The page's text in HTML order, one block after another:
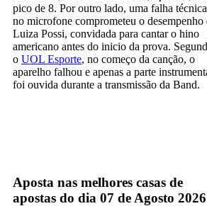
pico de 8. Por outro lado, uma falha técnica
no microfone comprometeu o desempenho
Luiza Possi, convidada para cantar o hino
americano antes do inicio da prova.
o UOL Esporte, no começo da canção, o
aparelho falhou e apenas a parte
foi ouvida durante a transmissão da Band.
Aposta nas melhores casas de
apostas do dia 07 de Agosto 2026